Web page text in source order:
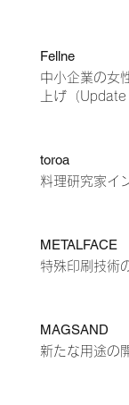
Fellne
中小企業の女
上げ（Update
toroa
料理研究家イ
METALFACE
特殊印刷技術
MAGSAND
新たな用途の